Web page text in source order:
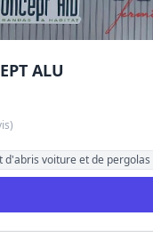
ALU
d'abris voiture et de pergolas